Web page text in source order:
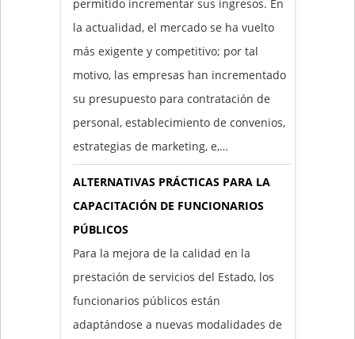
permitido incrementar sus ingresos. En
la actualidad, el mercado se ha vuelto
más exigente y competitivo; por tal
motivo, las empresas han incrementado
su presupuesto para contratación de
personal, establecimiento de convenios,
estrategias de marketing, e,…
ALTERNATIVAS PRÁCTICAS PARA LA
CAPACITACIÓN DE FUNCIONARIOS
PÚBLICOS
Para la mejora de la calidad en la
prestación de servicios del Estado, los
funcionarios públicos están
adaptándose a nuevas modalidades de